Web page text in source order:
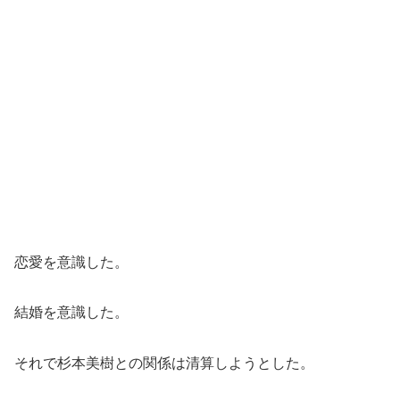
恋愛を意識した。
結婚を意識した。
それで杉本美樹との関係は清算しようとした。